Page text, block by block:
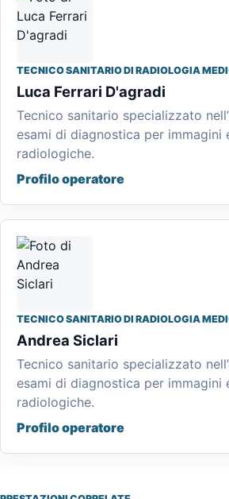
TECNICO SANITARIO DI RADIOLOGIA
Luca Ferrari D'agradi
Tecnico sanitario specializzato
esami di diagnostica per immagini
radiologiche.
Profilo operatore
TECNICO SANITARIO DI RADIOLOGIA
Andrea Siclari
Tecnico sanitario specializzato
esami di diagnostica per immagini
radiologiche.
Profilo operatore